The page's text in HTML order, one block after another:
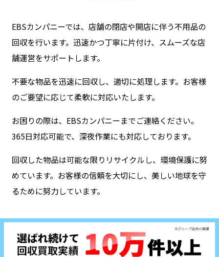
EBSカンパニーでは、店舗の閉店や開店に伴う不用品の
回収を行います。迅速かつ丁寧に片付け、スムーズな店
舗運営をサポートします。
不要な物品を迅速に回収し、適切に処理します。お客様
のご要望に応じて柔軟に対応いたします。
お困りの際は、EBSカンパニーまでご連絡ください。
365日対応可能で、深夜作業にも対応しております。
回収した物品は可能な限りリサイクルし、環境保護に努
めています。お客様の信頼を大切にし、美しい地球を守
るために努力しています。